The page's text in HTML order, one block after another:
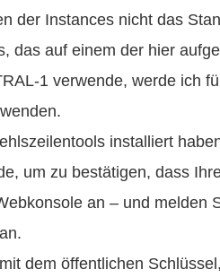
der Instances nicht das
das auf einem der hier
1 verwende, werde ich
installiert
um zu bestätigen, dass
an – und
dem öffentlichen